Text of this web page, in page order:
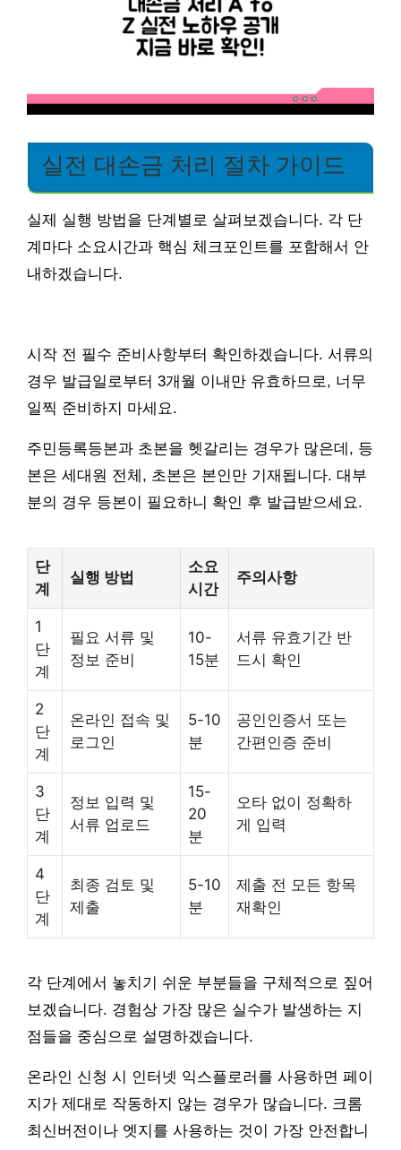
실전 대손금 처리 절차 가이드
실제 실행 방법을 단계별로 살펴보겠습니다. 각 단
계마다 소요시간과 핵심 체크포인트를 포함해서 안
내하겠습니다.
시작 전 필수 준비사항부터 확인하겠습니다. 서류의
경우 발급일로부터 3개월 이내만 유효하므로, 너무
일찍 준비하지 마세요.
주민등록등본과 초본을 헷갈리는 경우가 많은데, 등
본은 세대원 전체, 초본은 본인만 기재됩니다. 대부
분의 경우 등본이 필요하니 확인 후 발급받으세요.
단
계
실행 방법
소요
시간
주의사항
1
단
계
필요 서류 및
정보 준비
10-
15분
서류 유효기간 반
드시 확인
2
단
계
온라인 접속 및
로그인
5-10
분
공인인증서 또는
간편인증 준비
3
단
계
정보 입력 및
서류 업로드
15-
20
분
오타 없이 정확하
게 입력
4
단
계
최종 검토 및
제출
5-10
분
제출 전 모든 항목
재확인
각 단계에서 놓치기 쉬운 부분들을 구체적으로 짚어
보겠습니다. 경험상 가장 많은 실수가 발생하는 지
점들을 중심으로 설명하겠습니다.
온라인 신청 시 인터넷 익스플로러를 사용하면 페이
지가 제대로 작동하지 않는 경우가 많습니다. 크롬
최신버전이나 엣지를 사용하는 것이 가장 안전합니